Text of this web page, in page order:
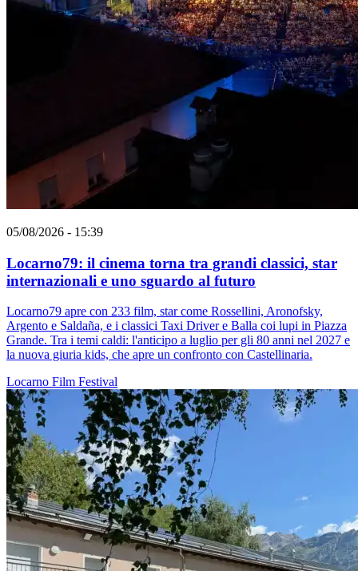
05/08/2026 - 15:39
Locarno79: il cinema torna tra grandi classici, star
internazionali e uno sguardo al futuro
Locarno79 apre con 233 film, star come Rossellini, Aronofsky,
Argento e Saldaña, e i classici Taxi Driver e Balla coi lupi in Piazza
Grande. Tra i temi caldi: l'anticipo a luglio per gli 80 anni nel 2027 e
la nuova giuria kids, che apre un confronto con Castellinaria.
Locarno Film Festival